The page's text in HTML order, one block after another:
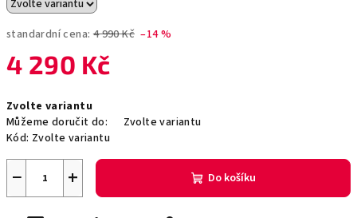
standardní cena: 4 990 Kč –14 %
4 290 Kč
cena:
Zvolte variantu
Můžeme doručit do:
Zvolte variantu
Kód: Zvolte variantu
+
− Do košíku